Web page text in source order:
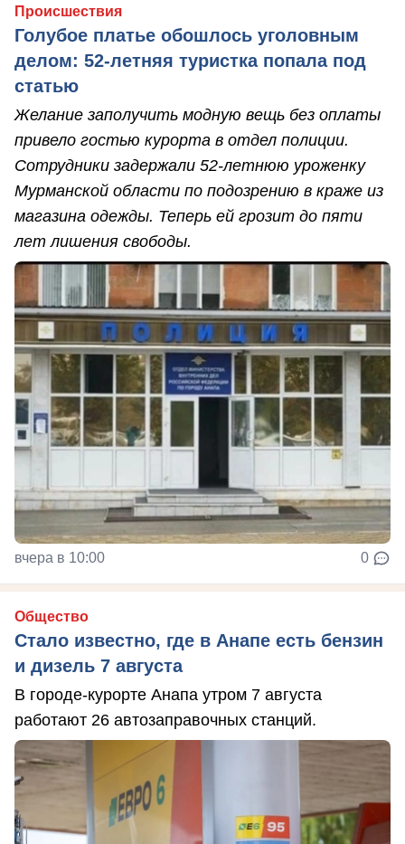
Происшествия
Голубое платье обошлось уголовным
делом: 52-летняя туристка попала под
статью
Желание заполучить модную вещь без оплаты
привело гостью курорта в отдел полиции.
Сотрудники задержали 52-летнюю уроженку
Мурманской области по подозрению в краже из
магазина одежды. Теперь ей грозит до пяти
лет лишения свободы.
вчера в 10:00 0
Общество
Стало известно, где в Анапе есть бензин
и дизель 7 августа
В городе-курорте Анапа утром 7 августа
работают 26 автозаправочных станций.